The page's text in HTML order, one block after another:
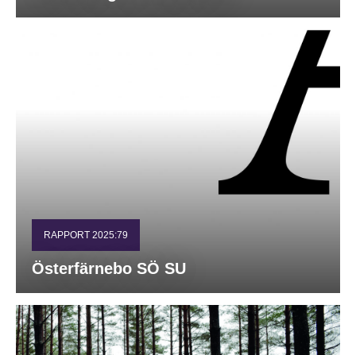
RAPPORT 2025:79
Österfärnebo SÖ SU